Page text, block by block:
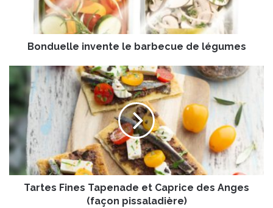
e
e
l
b
a
Bonduelle invente le barbecue de légumes
a
e
s
F
i
n
Tartes Fines Tapenade et Caprice des Anges
(façon pissaladière)